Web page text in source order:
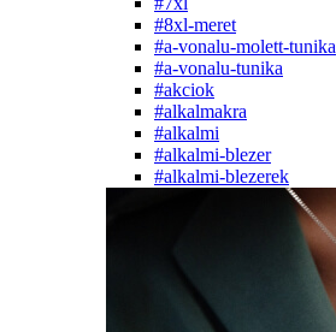
#8xl-meret
#a-vonalu-molett-tunika
#a-vonalu-tunika
#akciok
#alkalmakra
#alkalmi
#alkalmi-blezer
#alkalmi-blezerek